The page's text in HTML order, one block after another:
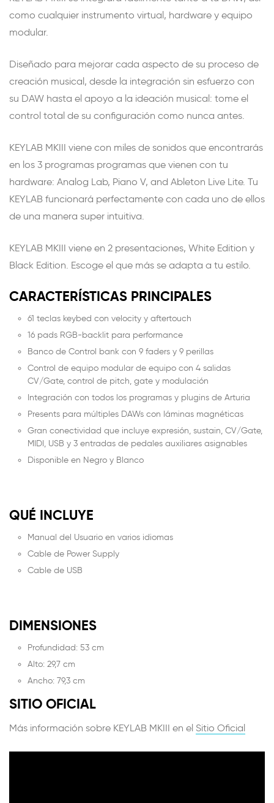
como cualquier instrumento virtual, hardware y equipo
modular.
Diseñado para mejorar cada aspecto de su proceso de
creación musical, desde la integración sin esfuerzo con
su DAW hasta el apoyo a la ideación musical: tome el
control total de su configuración como nunca antes.
KEYLAB MKIII viene con miles de sonidos que encontrarás
en los 3 programas programas que vienen con tu
hardware: Analog Lab, Piano V, and Ableton Live Lite. Tu
KEYLAB funcionará perfectamente con cada uno de ellos
de una manera super intuitiva.
KEYLAB MKIII viene en 2 presentaciones, White Edition y
Black Edition. Escoge el que más se adapta a tu estilo.
CARACTERÍSTICAS PRINCIPALES
61 teclas keybed con velocity y aftertouch
16 pads RGB-backlit para performance
Banco de Control bank con 9 faders y 9 perillas
Control de equipo modular de equipo con 4 salidas
CV/Gate, control de pitch, gate y modulación
Integración con todos los programas y plugins de Arturia
Presents para múltiples DAWs con láminas magnéticas
Gran conectividad que incluye expresión, sustain, CV/Gate,
MIDI, USB y 3 entradas de pedales auxiliares asignables
Disponible en Negro y Blanco
QUÉ INCLUYE
Manual del Usuario en varios idiomas
Cable de Power Supply
Cable de USB
DIMENSIONES
Profundidad: 53 cm
Alto: 29,7 cm
Ancho: 79,3 cm
SITIO OFICIAL
Más información sobre KEYLAB MKIII en el Sitio Oficial